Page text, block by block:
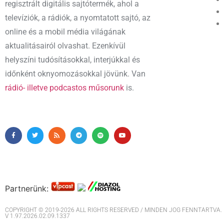
regisztrált digitális sajtótermék, ahol a
televíziók, a rádiók, a nyomtatott sajtó, az
online és a mobil média világának
aktualitásairól olvashat. Ezenkívül
helyszíni tudósításokkal, interjúkkal és
időnként oknyomozásokkal jövünk. Van
rádió- illetve podcastos műsorunk is.
Partnerünk:
COPYRIGHT © 2019-2026 ALL RIGHTS RESERVED / MINDEN JOG FENNTARTVA.
V 1.97.2026.02.09.1337